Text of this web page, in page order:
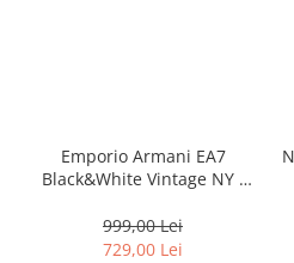
Emporio Armani EA7
Black&White Vintage NY -
999,00 Lei
729,00 Lei